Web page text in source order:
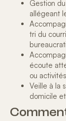
Gestion
allégeant
tri du
écoute
ou
Veille à la
domicile